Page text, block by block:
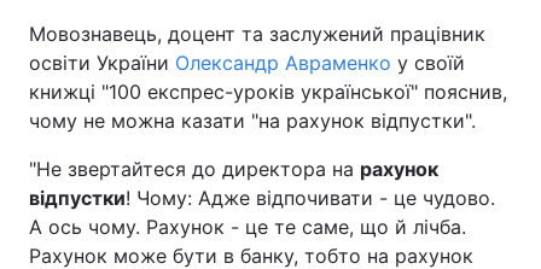
Мовознавець, доцент та заслужений працівник
освіти України Олександр Авраменко у своїй
книжці "100 експрес-уроків української" пояснив,
чому не можна казати "на рахунок відпустки".
"Не звертайтеся до директора на рахунок
відпустки! Чому: Адже відпочивати - це чудово.
А ось чому. Рахунок - це те саме, що й лічба.
Рахунок може бути в банку, тобто на рахунок